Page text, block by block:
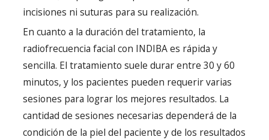
incisiones ni suturas para su realización.
En cuanto a la duración del tratamiento, la
radiofrecuencia facial con INDIBA es rápida y
sencilla. El tratamiento suele durar entre 30 y 60
minutos, y los pacientes pueden requerir varias
sesiones para lograr los mejores resultados. La
cantidad de sesiones necesarias dependerá de la
condición de la piel del paciente y de los resultados